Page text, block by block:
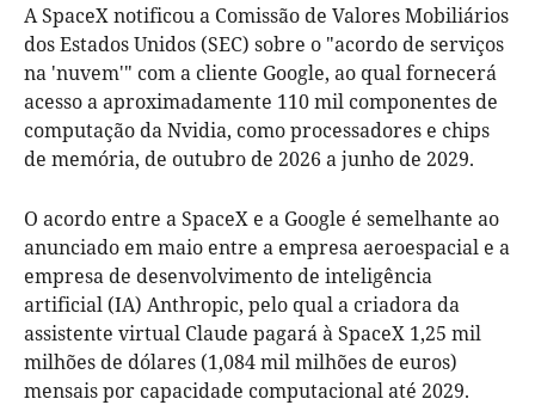
A SpaceX notificou a Comissão de Valores Mobiliários
dos Estados Unidos (SEC) sobre o "acordo de serviços
na 'nuvem'" com a cliente Google, ao qual fornecerá
acesso a aproximadamente 110 mil componentes de
computação da Nvidia, como processadores e chips
de memória, de outubro de 2026 a junho de 2029.
O acordo entre a SpaceX e a Google é semelhante ao
anunciado em maio entre a empresa aeroespacial e a
empresa de desenvolvimento de inteligência
artificial (IA) Anthropic, pelo qual a criadora da
assistente virtual Claude pagará à SpaceX 1,25 mil
milhões de dólares (1,084 mil milhões de euros)
mensais por capacidade computacional até 2029.